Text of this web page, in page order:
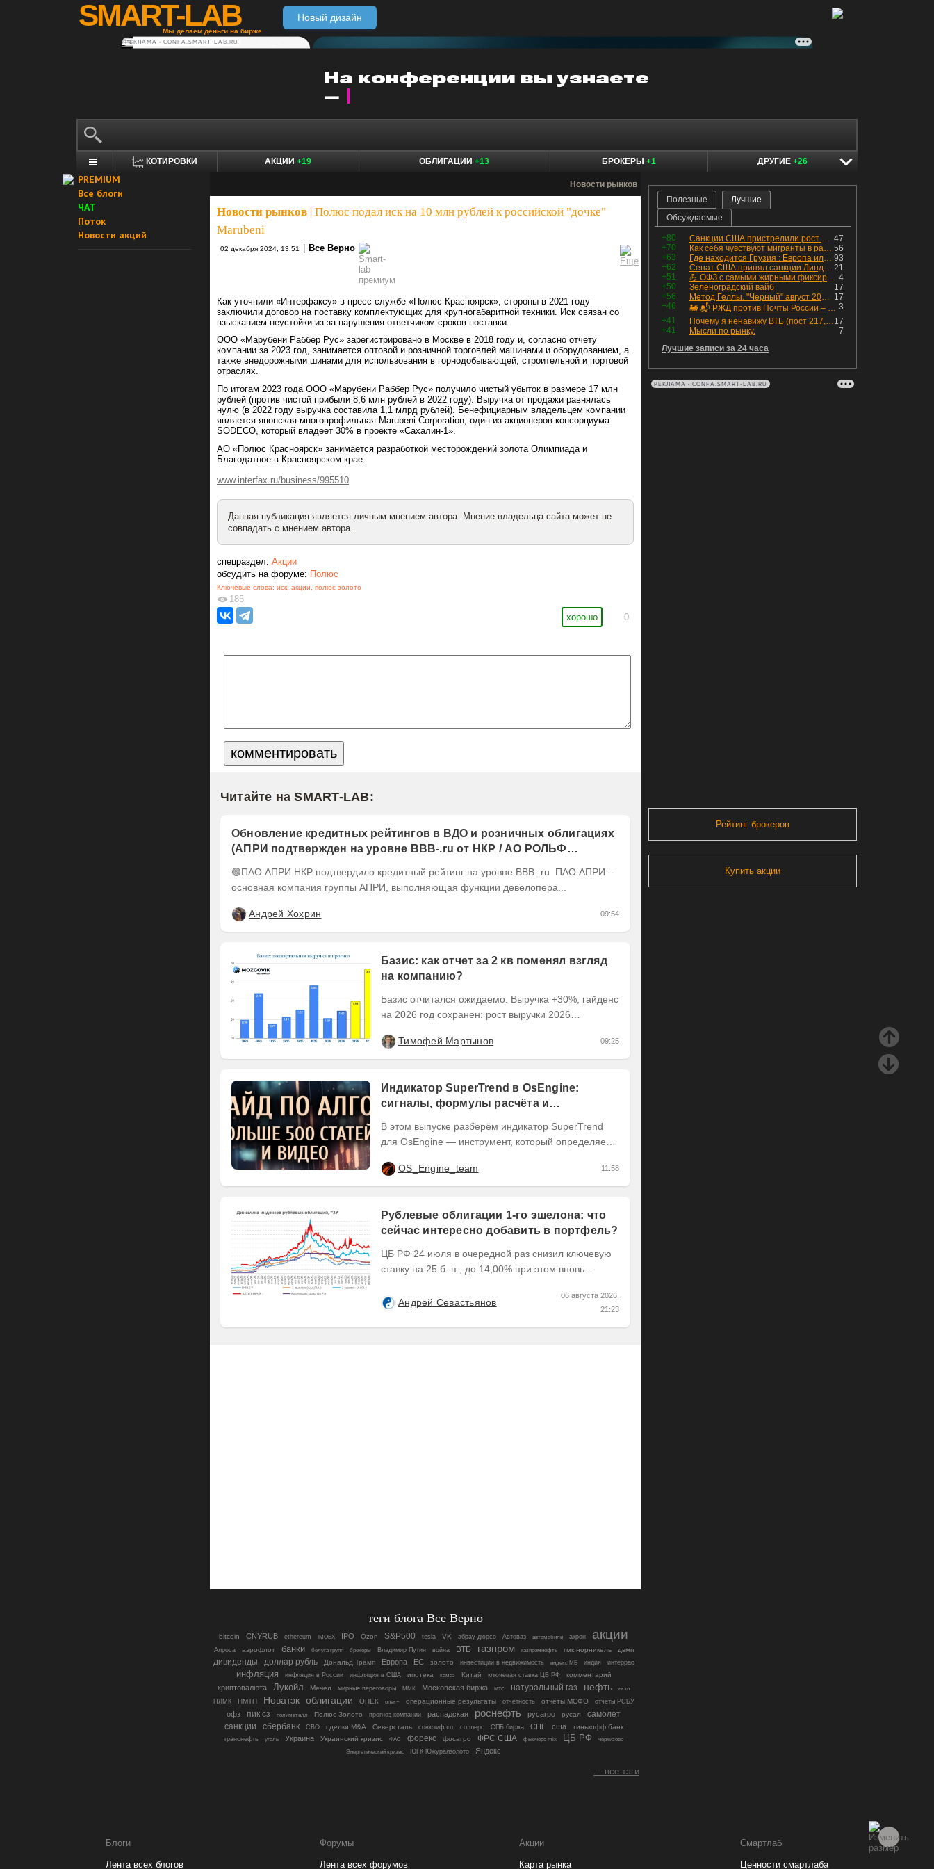
SMART-LAB
Мы делаем деньги на бирже
Новый дизайн
РЕКЛАМА • CONFA.SMART-LAB.RU
КОТИРОВКИ АКЦИИ +19 ОБЛИГАЦИИ +13 БРОКЕРЫ +1 ДРУГИЕ +26
PREMIUM
Все блоги
ЧАТ
Поток
Новости акций
Новости рынков
Новости рынков Полюс подал иск на 10 млн рублей к российской "дочке"
Marubeni
02 декабря 2024, 13:51 Все Верно
Как уточнили «Интерфаксу» в пресс-службе «Полюс Красноярск», стороны в 2021 году
заключили договор на поставку комплектующих для крупногабаритной техники. Иск связан со
взысканием неустойки из-за нарушения ответчиком сроков поставки.
ООО «Марубени Раббер Рус» зарегистрировано в Москве в 2018 году и, согласно отчету
компании за 2023 год, занимается оптовой и розничной торговлей машинами и оборудованием, а
также внедорожными шинами для использования в горнодобывающей, строительной и портовой
отраслях.
По итогам 2023 года ООО «Марубени Раббер Рус» получило чистый убыток в размере 17 млн
рублей (против чистой прибыли 8,6 млн рублей в 2022 году). Выручка от продажи равнялась
нулю (в 2022 году выручка составила 1,1 млрд рублей). Бенефициарным владельцем компании
является японская многопрофильная Marubeni Corporation, один из акционеров консорциума
SODECO, который владеет 30% в проекте «Сахалин-1».
АО «Полюс Красноярск» занимается разработкой месторождений золота Олимпиада и
Благодатное в Красноярском крае.
www.interfax.ru/business/995510
Данная публикация является личным мнением автора. Мнение владельца сайта может не
совпадать с мнением автора.
спецраздел: Акции
обсудить на форуме: Полюс
Ключевые слова: иск акции полюс золото
185
хорошо
0
Читайте на SMART-LAB:
Обновление кредитных рейтингов в ВДО и розничных облигациях
(АПРИ подтвержден на уровне BBB-.ru от НКР / АО РОЛЬФ
🟢ПАО АПРИ НКР подтвердило кредитный рейтинг на уровне BBB-.ru ПАО АПРИ –
основная компания группы АПРИ, выполняющая функции девелопера...
Андрей Хохрин 09:54
Базис: как отчет за 2 кв поменял взгляд
на компанию?
Базис отчитался ожидаемо. Выручка +30%, гайденс
на 2026 год сохранен: рост выручки 2026
OIBDA 60%....
Тимофей Мартынов 09:25
Индикатор SuperTrend в OsEngine:
сигналы, формулы расчёта и
В этом выпуске разберём индикатор SuperTrend
для OsEngine — инструмент, который определяет
рыночную...
OS_Engine_team 11:58
Рублевые облигации 1-го эшелона: что
сейчас интересно добавить в портфель?
ЦБ РФ 24 июля в очередной раз снизил ключевую
ставку на 25 б. п., до 14,00% при этом вновь
его...Андрей Севастьянов
06 августа 2026,
21:23
Полезные
Лучшие
Обсуждаемые
+80 47
Санкции США пристрелили рост акций в России
+70
56
Как себя чувствуют мигранты в раю, в который они так стремились
+63
93
Где находится Грузия : Европа или Азия
+62
21
Сенат США принял санкции Линдси Грэма против России
+51
4
💪 ОФЗ с самыми жирными фиксированными купонами
+50
17
Зеленоградский вайб
+56
17
Метод Геллы. "Черный" август 2026 - быть или не быть?
+46
3
🚂 📬 РЖД против Почты России – Какие облигации выбрать?
+41
17
Почему я ненавижу ВТБ (пост 217, 12+)
+41
7
Мысли по рынку.
Лучшие записи за 24 часа
РЕКЛАМА • CONFA.SMART-LAB.RU
Рейтинг брокеров
Купить акции
теги блога Все Верно
bitcoin CNYRUB ethereum IMOEX IPO Ozon S&P500 tesla VK абрау-дюрсо Автоваз автомобили акрон акции
Алроса аэрофлот банки белуга групп брокеры Владимир Путин война ВТБ газпром газпромнефть гмк норникель двмп
дивиденды доллар рубль Дональд Трамп Европа ЕС золото инвестиции в недвижимость индекс МБ индия интеррао
инфляция инфляция в России инфляция в США ипотека камаз Китай ключевая ставка ЦБ РФ комментарий
криптовалюта Лукойл Мечел мирные переговоры ММК Московская биржа мтс натуральный газ нефть
нкхп
НЛМК
НМТП Новатэк облигации ОПЕК опек+ операционные результаты отчетность отчеты МСФО отчеты РСБУ
офз пик сз полиметалл Полюс Золото прогноз компании распадская роснефть русагро русал
самолет
санкции
сбербанк СВО сделки M&A Северсталь совкомфлот соллерс СПБ биржа СПГ сша тинькофф банк
транснефть уголь Украина Украинский кризис ФАС форекс фосагро ФРС США фьючерс mix ЦБ РФ
черкизово
Энергетический кризис
ЮГК Южуралзолото Яндекс
....все тэги
Блоги
Лента всех блогов
Форумы
Лента всех форумов
Акции
Карта рынка
Смартлаб
Ценности смартлаба